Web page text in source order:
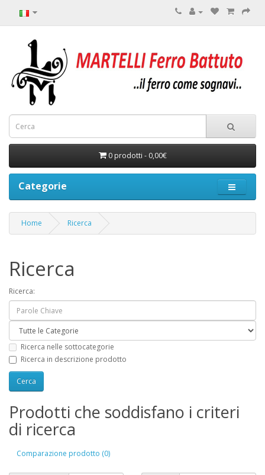
0 prodotti - 0,00€
Categorie
Home Ricerca
Ricerca
Ricerca:
Ricerca nelle sottocategorie
Ricerca in descrizione prodotto
Prodotti che soddisfano i criteri
di ricerca
Comparazione prodotto (0)